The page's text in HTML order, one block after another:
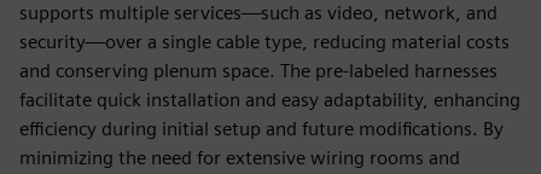
supports multiple services—such as video, network, and
security—over a single cable type, reducing material costs
and conserving plenum space. The pre-labeled harnesses
facilitate quick installation and easy adaptability, enhancing
efficiency during initial setup and future modifications. By
minimizing the need for extensive wiring rooms and